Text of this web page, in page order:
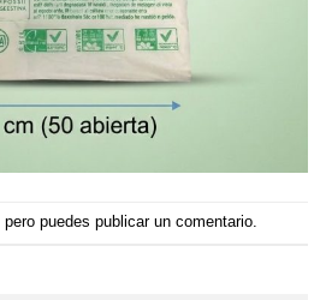
puedes publicar un comentario.